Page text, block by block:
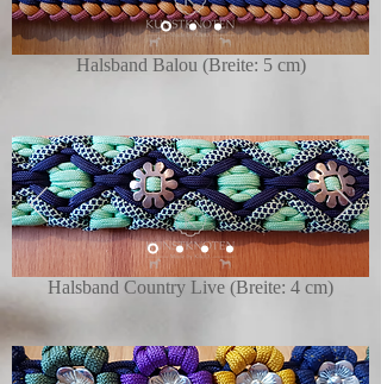
Halsband Balou (Breite: 5 cm)
Halsband Country Live (Breite: 4 cm)